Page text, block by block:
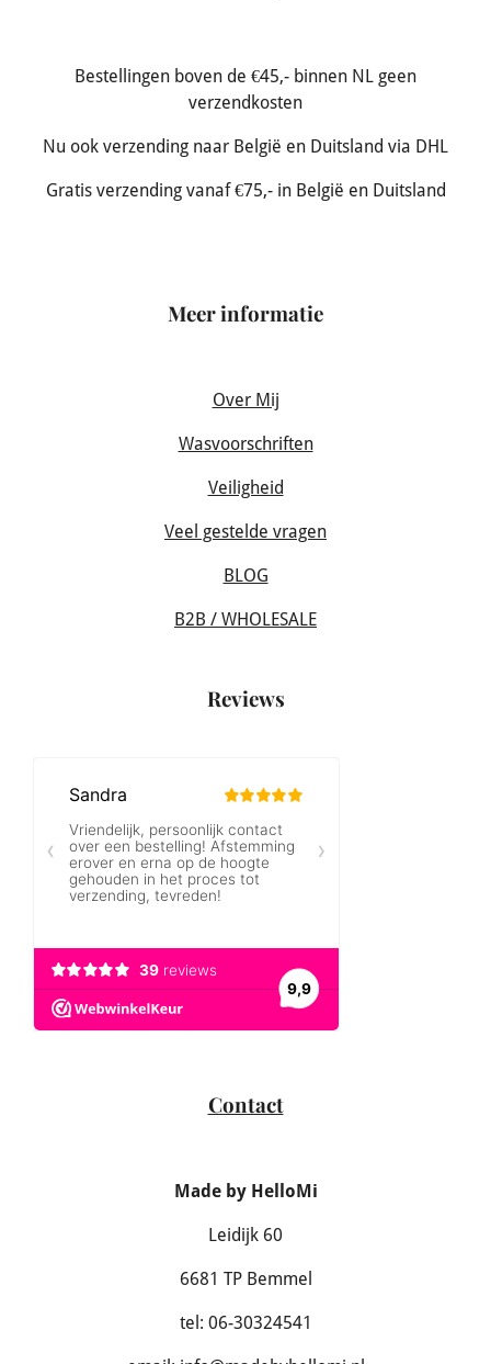
Bestellingen boven de €45,- binnen NL geen
verzendkosten
Nu ook verzending naar België en Duitsland via DHL
Gratis verzending vanaf €75,- in België en Duitsland
Meer informatie
Over Mij
Wasvoorschriften
Veiligheid
Veel gestelde vragen
BLOG
B2B / WHOLESALE
Reviews
Contact
Made by HelloMi
Leidijk 60
6681 TP Bemmel
tel: 06-30324541